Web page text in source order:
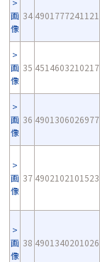
画
像
34 4901777241121
画
像
35 4514603210217
画
像
36 4901306026977
画
像
37 4902102101523
画
像
38 4901340201026